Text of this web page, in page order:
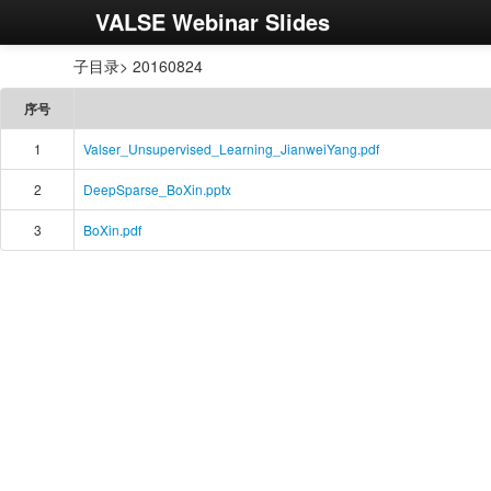
VALSE Webinar Slides
子目录> 20160824
序号
1 Valser_Unsupervised_Learning_JianweiYang.pdf
2 DeepSparse_BoXin.pptx
3 BoXin.pdf